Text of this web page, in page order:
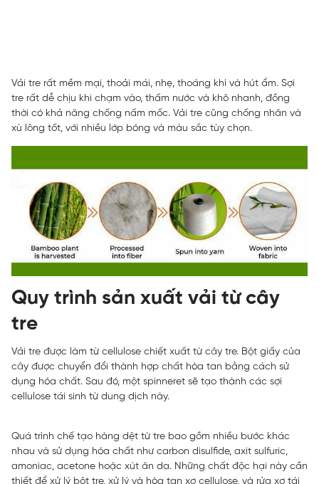
Vải tre rất mềm mại, thoải mái, nhẹ, thoáng khí và hút ẩm. Sợi
tre rất dễ chịu khi chạm vào, thấm nước và khô nhanh, đồng
thời có khả năng chống nấm mốc. Vải tre cũng chống nhăn và
xù lông tốt, với nhiều lớp bóng và màu sắc tùy chọn.
Quy trình sản xuất vải từ cây
tre
Vải tre được làm từ cellulose chiết xuất từ cây tre. Bột giấy của
cây được chuyển đổi thành hợp chất hòa tan bằng cách sử
dụng hóa chất. Sau đó, một spinneret sẽ tạo thành các sợi
cellulose tái sinh từ dung dịch này.
Quá trình chế tạo hàng dệt từ tre bao gồm nhiều bước khác
nhau và sử dụng hóa chất như carbon disulfide, axit sulfuric,
amoniac, acetone hoặc xút ăn da. Những chất độc hại này cần
thiết để xử lý bột tre, xử lý và hòa tan xơ cellulose, và rửa xơ tái